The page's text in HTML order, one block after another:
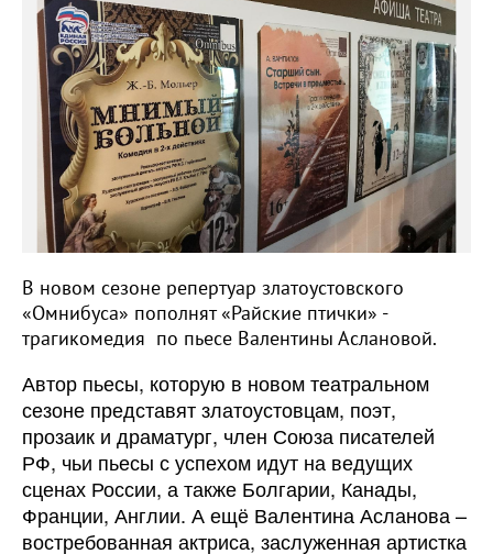
В новом сезоне репертуар златоустовского
«Омнибуса» пополнят «Райские птички» -
трагикомедия по пьесе Валентины Аслановой.
Автор пьесы, которую в новом театральном
сезоне представят златоустовцам, поэт,
прозаик и драматург, член Союза писателей
РФ, чьи пьесы с успехом идут на ведущих
сценах России, а также Болгарии, Канады,
Франции, Англии. А ещё Валентина Асланова –
востребованная актриса, заслуженная артистка